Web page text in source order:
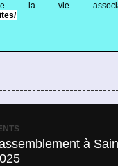
la vie
à